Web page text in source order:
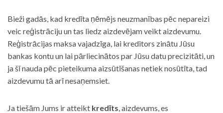
Bieži gadās, kad kredīta ņēmējs neuzmanības pēc nepareizi
veic reģistrāciju un tas liedz aizdevējam veikt aizdevumu.
Reģistrācijas maksa vajadzīga, lai kreditors zinātu Jūsu
bankas kontu un lai pārliecinātos par Jūsu datu precizitāti, un
ja šī nauda pēc pieteikuma aizsūtīšanas netiek nosūtīta, tad
aizdevumu tā arī nesaņemsiet.
Ja tiešām Jums ir atteikt kredīts, aizdevums, es